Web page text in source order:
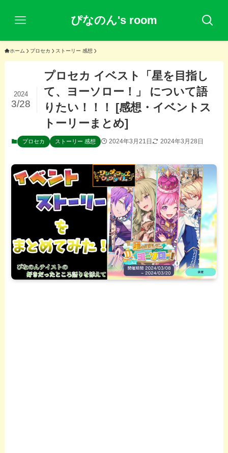
ぴなのん's room
ホーム プロセカ ストーリー 感想
プロセカ イベスト「星を目指し
て、ヨーソロー！」 について語
りたい！！！ [感想・イベントス
トーリーまとめ]
2024
3/28
プロセカ ストーリー 感想 2024年3月21日 2024年3月28日